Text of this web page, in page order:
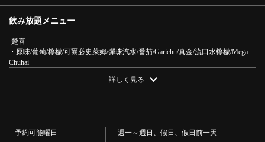
飲み放題メニュー
·楚喜
・原味/葡萄/檸檬/可爾必史萊姆/彈珠汽水/番茄/Garichu/真金/流口水檸檬/Mega
Chuhai
・無酒精啤酒/兒童高球/丘比高球/無酒精雞尾酒
・杯裝葡萄酒（紅酒/白酒） ・杯裝葡萄酒（紅酒/白酒）
梅酒
詳しく見る
予約可能曜日 週一～週日、假日、假日前一天
この店舗情報をシェアする
● 僅限提前預訂 ● 串串本舖所有菜餚無限暢飲 5,000 日元 ⇒
兵庫県加古川市加古川町篠原町３００ A101-2 リトハ加古川1F